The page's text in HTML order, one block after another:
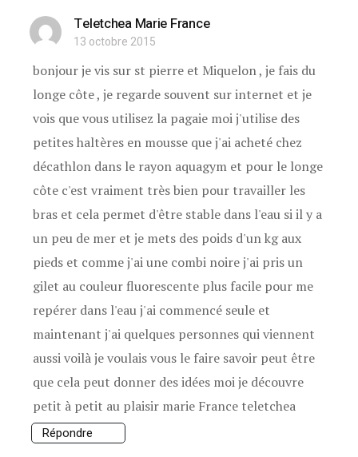
Teletchea Marie France
13 octobre 2015
bonjour je vis sur st pierre et Miquelon , je fais du
longe côte , je regarde souvent sur internet et je
vois que vous utilisez la pagaie moi j'utilise des
petites haltères en mousse que j'ai acheté chez
décathlon dans le rayon aquagym et pour le longe
côte c'est vraiment très bien pour travailler les
bras et cela permet d'être stable dans l'eau si il y a
un peu de mer et je mets des poids d'un kg aux
pieds et comme j'ai une combi noire j'ai pris un
gilet au couleur fluorescente plus facile pour me
repérer dans l'eau j'ai commencé seule et
maintenant j'ai quelques personnes qui viennent
aussi voilà je voulais vous le faire savoir peut être
que cela peut donner des idées moi je découvre
petit à petit au plaisir marie France teletchea
Répondre